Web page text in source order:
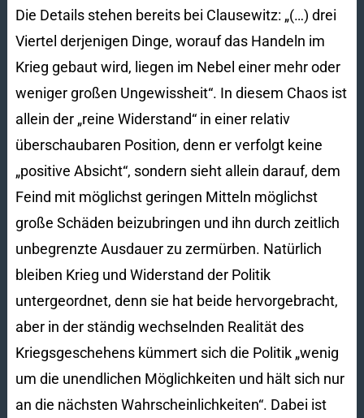
Die Details stehen bereits bei Clausewitz: „(…) drei
Viertel derjenigen Dinge, worauf das Handeln im
Krieg gebaut wird, liegen im Nebel einer mehr oder
weniger großen Ungewissheit“. In diesem Chaos ist
allein der „reine Widerstand“ in einer relativ
überschaubaren Position, denn er verfolgt keine
„positive Absicht“, sondern sieht allein darauf, dem
Feind mit möglichst geringen Mitteln möglichst
große Schäden beizubringen und ihn durch zeitlich
unbegrenzte Ausdauer zu zermürben. Natürlich
bleiben Krieg und Widerstand der Politik
untergeordnet, denn sie hat beide hervorgebracht,
aber in der ständig wechselnden Realität des
Kriegsgeschehens kümmert sich die Politik „wenig
um die unendlichen Möglichkeiten und hält sich nur
an die nächsten Wahrscheinlichkeiten“. Dabei ist